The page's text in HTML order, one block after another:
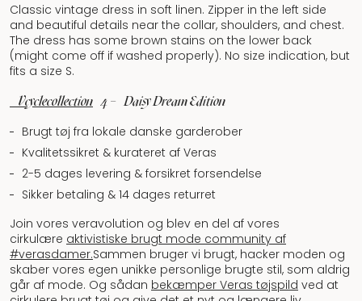
Classic vintage dress in soft linen. Zipper in the left side
and beautiful details near the collar, shoulders, and chest.
The dress has some brown stains on the lower back
(might come off if washed properly). No size indication, but
fits a size S.
#Vcyclecollection 4 – Daisy Dream Edition
Brugt tøj fra lokale danske garderober
Kvalitetssikret & kurateret af Veras
2-5 dages levering & forsikret forsendelse
Sikker betaling & 14 dages returret
Join vores veravolution og blev en del af vores
cirkulære aktivistiske brugt mode community af
#verasdamer.Sammen bruger vi brugt, hacker moden og
skaber vores egen unikke personlige brugte stil, som aldrig
går af mode. Og sådan bekæmper Veras tøjspild ved at